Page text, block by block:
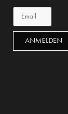
ANMELDEN